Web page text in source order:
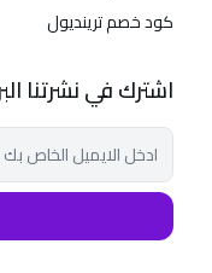
كود خصم ترينديول
اشترك في نشرتنا